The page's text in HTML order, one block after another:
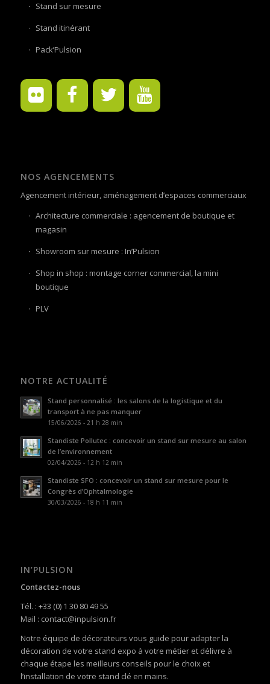
Stand sur mesure
Stand itinérant
Pack’Pulsion
NOS AGENCEMENTS
Agencement intérieur, aménagement d’espaces commerciaux
Architecture commerciale : agencement de boutique et
magasin
Showroom sur mesure : In’Pulsion
Shop in shop : montage corner commercial, la mini
boutique
PLV
NOTRE ACTUALITÉ
Stand personnalisé : les salons de la logistique et du
transport à ne pas manquer
15/06/2026 - 21 h 28 min
Standiste Pollutec : concevoir un stand sur mesure au salon
de l’environnement
02/04/2026 - 12 h 12 min
Standiste SFO : concevoir un stand sur mesure pour le
Congrès d’Ophtalmologie
30/03/2026 - 18 h 11 min
IN’PULSION
Contactez-nous
Tél. : +33 (0) 1 30 80 49 55
Mail : contact@inpulsion.fr
Notre équipe de décorateurs vous guide pour adapter la
décoration de votre stand expo à votre métier et délivre à
chaque étape les meilleurs conseils pour le choix et
l’installation de votre stand clé en mains.